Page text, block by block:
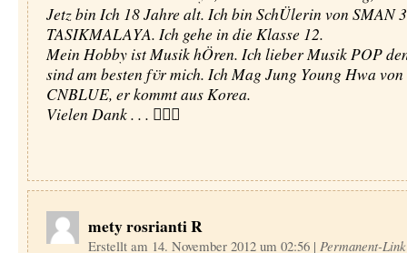
Jetz bin Ich 18 Jahre alt. Ich bin SchÜlerin von SMAN 3
TASIKMALAYA. Ich gehe in die Klasse 12.
Mein Hobby ist Musik hÖren. Ich lieber Musik POP
sind am besten fϋr mich. Ich Mag Jung Young Hwa
CNBLUE, er kommt aus Korea.
Vielen Dank . . . 
mety rosrianti R
Erstellt am 14. November 2012 um 02:56 | Permanent-Link